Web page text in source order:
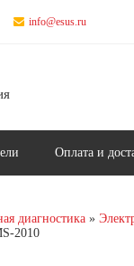
info@esus.ru
Оплата и
диагностика
2010